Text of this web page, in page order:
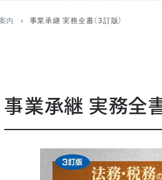
内 事業承継 実務全書（3訂版）
事業承継 実務全書